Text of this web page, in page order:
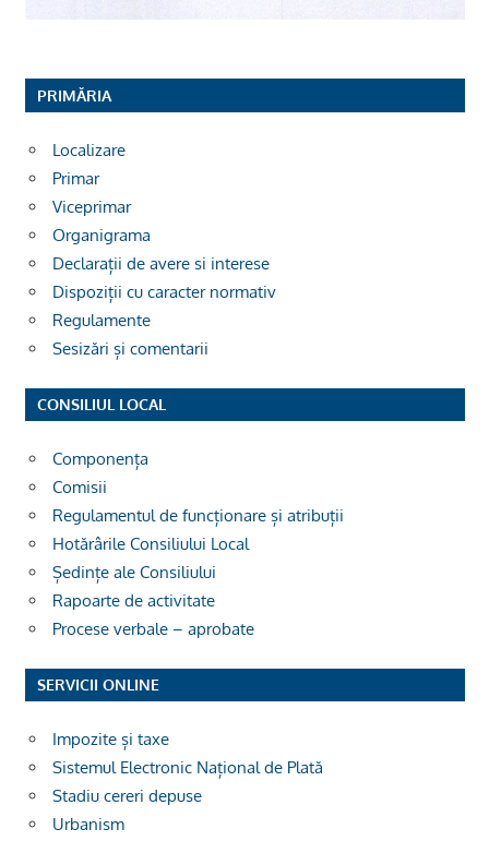
PRIMĂRIA
Localizare
Primar
Viceprimar
Organigrama
Declarații de avere si interese
Dispoziții cu caracter normativ
Regulamente
Sesizări și comentarii
CONSILIUL LOCAL
Componența
Comisii
Regulamentul de funcționare și atribuții
Hotărârile Consiliului Local
Ședințe ale Consiliului
Rapoarte de activitate
Procese verbale – aprobate
SERVICII ONLINE
Impozite și taxe
Sistemul Electronic Național de Plată
Stadiu cereri depuse
Urbanism